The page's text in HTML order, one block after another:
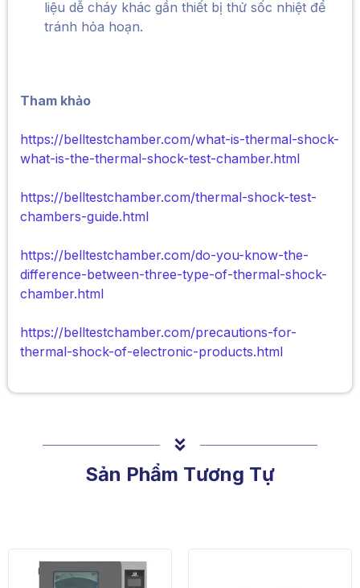
liệu dễ cháy khác gần thiết bị thử sốc nhiệt để
tránh hỏa hoạn.
Tham khảo
https://belltestchamber.com/what-is-thermal-shock-
what-is-the-thermal-shock-test-chamber.html
https://belltestchamber.com/thermal-shock-test-
chambers-guide.html
https://belltestchamber.com/do-you-know-the-
difference-between-three-type-of-thermal-shock-
chamber.html
https://belltestchamber.com/precautions-for-
thermal-shock-of-electronic-products.html
Sản Phẩm Tương Tự